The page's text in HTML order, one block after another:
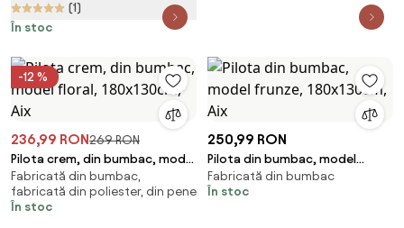
(1)
În stoc
-12 %
236,99 RON269 RON
Pilota crem, din bumbac, model
floral, 180x130cm, Aix
Fabricată din bumbac,
fabricată din poliester, din pene
În stoc
250,99 RON
Pilota din bumbac, model
frunze, 180x130cm, Aix
Fabricată din bumbac
În stoc